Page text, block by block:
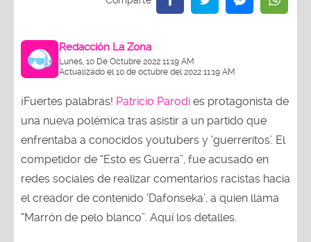
Redacción La Zona
Lunes, 10 De Octubre 2022 11:19 AM
Actualizado el 10 de octubre del 2022 11:19 AM
¡Fuertes palabras! Patricio Parodi es protagonista de
una nueva polémica tras asistir a un partido que
enfrentaba a conocidos youtubers y ‘guerreritos’. El
competidor de “Esto es Guerra”, fue acusado en
redes sociales de realizar comentarios racistas hacia
el creador de contenido ‘Dafonseka’, a quien llama
“Marrón de pelo blanco”. Aquí los detalles.